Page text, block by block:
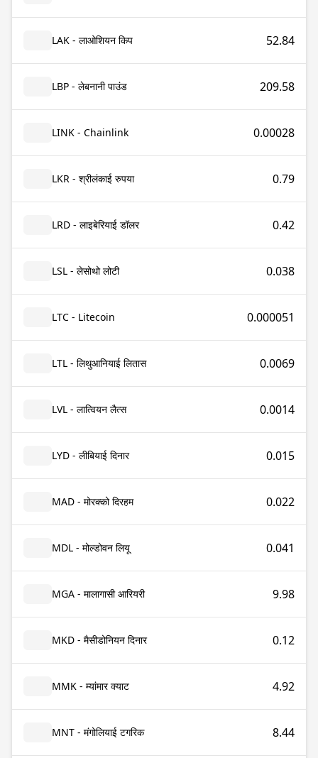
LAK - लाओशियन किप 52.84
LBP - लेबनानी पाउंड 209.58
LINK - Chainlink 0.00028
LKR - श्रीलंकाई रुपया 0.79
LRD - लाइबेरियाई डॉलर 0.42
LSL - लेसोथो लोटी 0.038
LTC - Litecoin 0.000051
LTL - लिथुआनियाई लितास 0.0069
LVL - लात्वियन लैत्स 0.0014
LYD - लीबियाई दिनार 0.015
MAD - मोरक्को दिरहम 0.022
MDL - मोल्डोवन लियू 0.041
MGA - मालागासी आरियरी 9.98
MKD - मैसीडोनियन दिनार 0.12
MMK - म्यांमार क्याट 4.92
MNT - मंगोलियाई टगरिक 8.44